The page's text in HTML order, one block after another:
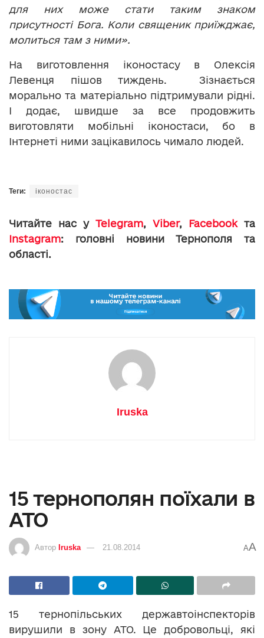
для них може стати таким знаком
присутності Бога. Коли священик приїжджає,
молиться там з ними».
На виготовлення іконостасу в Олексія
Левенця пішов тиждень. Зізнається
морально та матеріально підтримували рідні.
І додає, швидше за все продовжить
виготовляти мобільні іконостаси, бо в
Інтернеті ними зацікавилось чимало людей.
Теги: іконостас
Читайте нас у Telegram, Viber, Facebookта
Instagram: головні новини Тернополя та
області.
Iruska
15 тернополян поїхали в
АТО
Автор Iruska 21.08.2014 AA
15 тернопільських державтоінспекторів
вирушили в зону АТО. Це добровольці, які